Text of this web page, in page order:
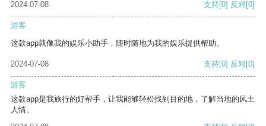
2024-07-08 支持[0] 反对[0]
游客
这款app就像我的娱乐小助手，随时随地为我的娱乐提供帮助。
2024-07-08 支持[0] 反对[0]
游客
这款app是我旅行的好帮手，让我能够轻松找到目的地，了解当地的风土
人情。